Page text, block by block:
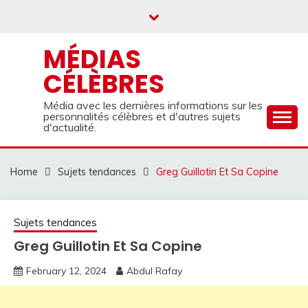
MÉDIAS
CÉLÈBRES
Média avec les dernières informations sur les
personnalités célèbres et d'autres sujets
d'actualité.
Home Sujets tendances Greg Guillotin Et Sa Copine
Sujets tendances
Greg Guillotin Et Sa Copine
February 12, 2024 Abdul Rafay